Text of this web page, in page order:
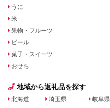
うに
米
果物・フルーツ
ビール
菓子・スイーツ
おせち
地域から返礼品を探す
北海道
埼玉県
岐阜県